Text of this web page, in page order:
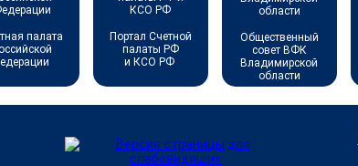
палата
Портал Счетной
палаты РФ
и КСО РФ
Общественный
совет ВФК
Владимирской
области